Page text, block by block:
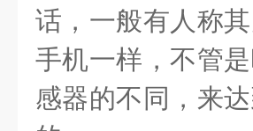
话，一般有人称
手机一样，不管
感器的不同，来